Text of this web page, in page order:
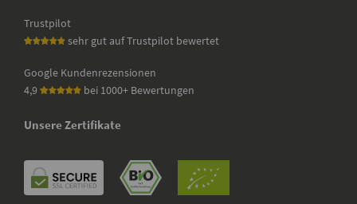
Trustpilot
sehr gut auf Trustpilot bewertet
Google Kundenrezensionen
4,9
bei 1000+ Bewertungen
Unsere Zertifikate